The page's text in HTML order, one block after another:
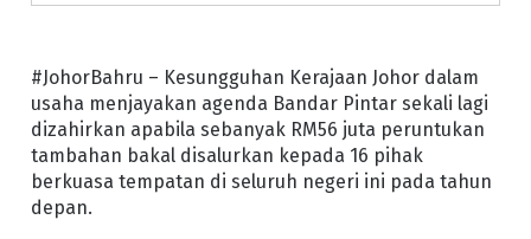
#JohorBahru – Kesungguhan Kerajaan Johor dalam
usaha menjayakan agenda Bandar Pintar sekali lagi
dizahirkan apabila sebanyak RM56 juta peruntukan
tambahan bakal disalurkan kepada 16 pihak
berkuasa tempatan di seluruh negeri ini pada tahun
depan.